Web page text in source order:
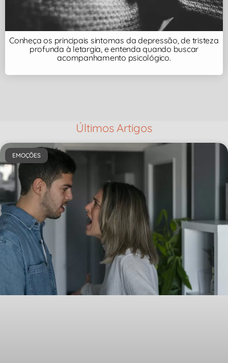
Conheça os principais sintomas da depressão, de tristeza
profunda à letargia, e entenda quando buscar
acompanhamento psicológico.
Últimos Artigos
EMOÇÕES